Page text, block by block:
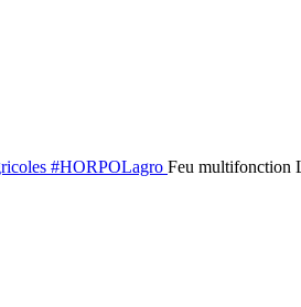
#HORPOLagro Feu multifonction